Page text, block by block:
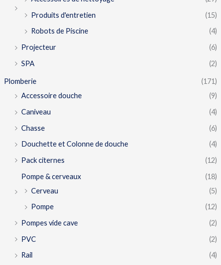
Produits d'entretien
(15)
Robots de Piscine
(4)
Projecteur
(6)
SPA
(2)
Plomberie
(171)
Accessoire douche
(9)
Caniveau
(4)
Chasse
(6)
Douchette et Colonne de douche
(4)
Pack citernes
(12)
Pompe & cerveaux
(18)
Cerveau
(5)
Pompe
(12)
Pompes vide cave
(2)
PVC
(2)
Rail
(4)